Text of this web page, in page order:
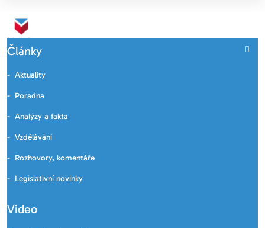
Články
Aktuality
Poradna
Analýzy a fakta
Vzdělávání
Rozhovory, komentáře
Legislativní novinky
Video